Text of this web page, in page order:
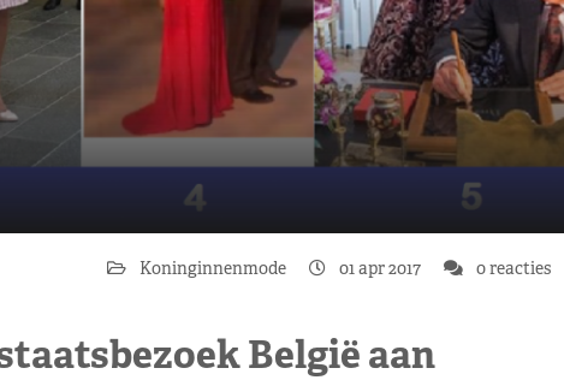
Koninginnenmode 01 apr 2017 0 reacties
België aan